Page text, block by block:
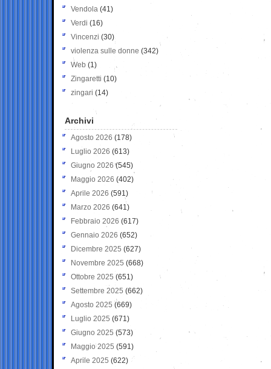
Vendola (41)
Verdi (16)
Vincenzi (30)
violenza sulle donne (342)
Web (1)
Zingaretti (10)
zingari (14)
Archivi
Agosto 2026 (178)
Luglio 2026 (613)
Giugno 2026 (545)
Maggio 2026 (402)
Aprile 2026 (591)
Marzo 2026 (641)
Febbraio 2026 (617)
Gennaio 2026 (652)
Dicembre 2025 (627)
Novembre 2025 (668)
Ottobre 2025 (651)
Settembre 2025 (662)
Agosto 2025 (669)
Luglio 2025 (671)
Giugno 2025 (573)
Maggio 2025 (591)
Aprile 2025 (622)